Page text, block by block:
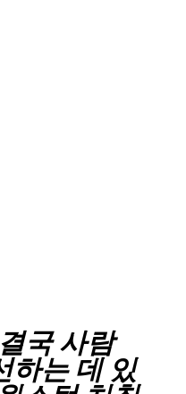
국 사람
하는 데 있